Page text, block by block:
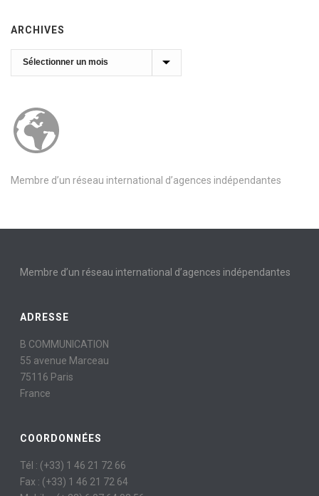
ARCHIVES
Archives
Membre d’un réseau international d’agences indépendantes
Membre d’un réseau international d’agences indépendantes
ADRESSE
B COMMUNICATION
55 avenue Marceau
75116 Paris
France
COORDONNÉES
Tél : (+33) 1 46 21 72 66
Fax : (+33) 1 46 21 72 64